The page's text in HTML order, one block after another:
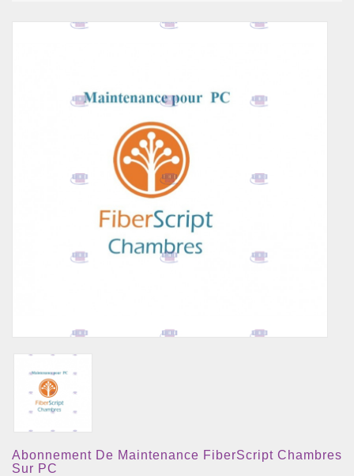
Abonnement De Maintenance FiberScript Chambres
Sur PC